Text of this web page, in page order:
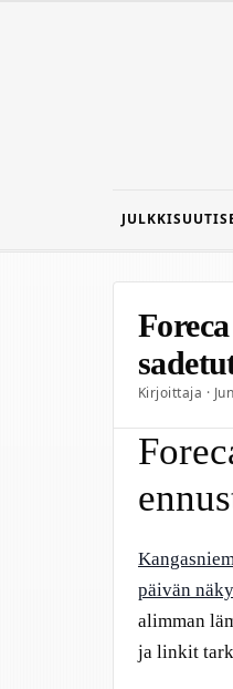
Kirjoittaja ·
päivän
alimman
ja linkit